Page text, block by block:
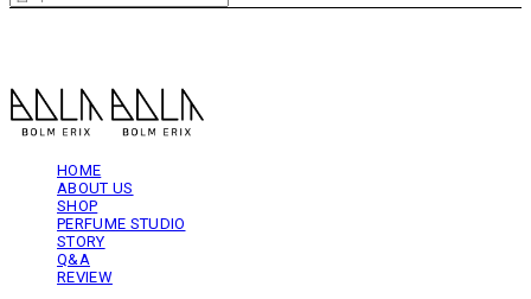
HOME
ABOUT US
SHOP
PERFUME STUDIO
STORY
Q&A
REVIEW